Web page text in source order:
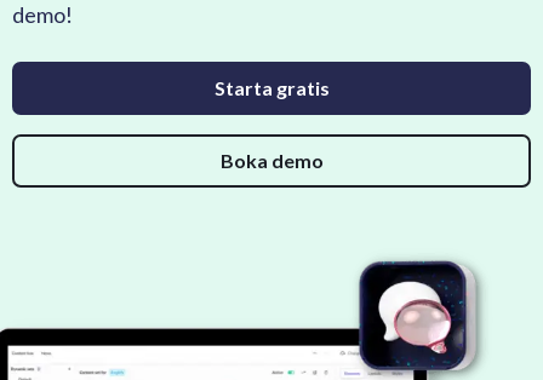
demo!
Starta gratis
Boka demo